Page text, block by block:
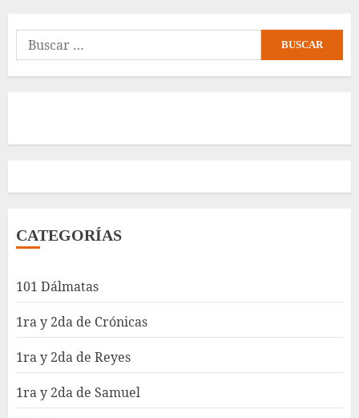
Buscar:
CATEGORÍAS
101 Dálmatas
1ra y 2da de Crónicas
1ra y 2da de Reyes
1ra y 2da de Samuel